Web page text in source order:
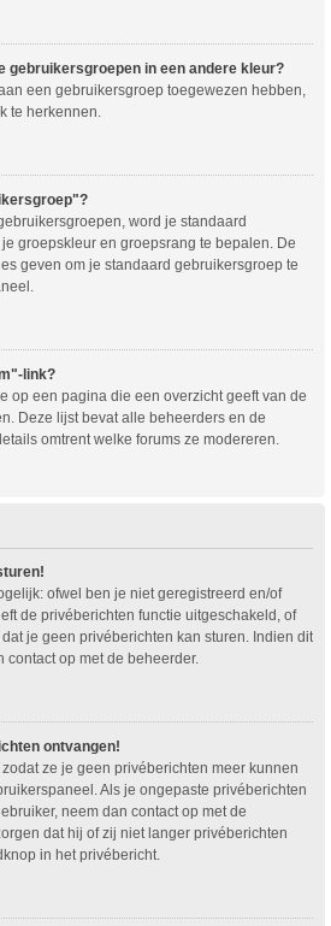
gebruikersgroepen in een andere kleur?
een gebruikersgroep toegewezen hebben,
te herkennen.
word je standaard
groepskleur en groepsrang te bepalen. De
geven om je standaard gebruikersgroep te
link?
op een pagina die een overzicht geeft van de
Deze lijst bevat alle beheerders en de
omtrent welke forums ze modereren.
ofwel ben je niet geregistreerd en/of
de privéberichten functie uitgeschakeld, of
je geen privéberichten kan sturen. Indien dit
op met de beheerder.
ontvangen!
ze je geen privéberichten meer kunnen
Als je ongepaste privéberichten
neem dan contact op met de
dat hij of zij niet langer privéberichten
in het privébericht.